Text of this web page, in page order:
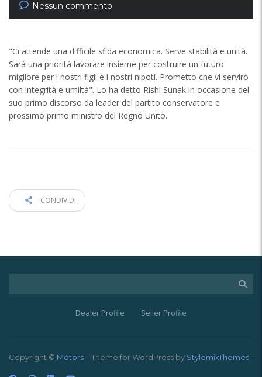
Nessun commento
"Ci attende una difficile sfida economica. Serve stabilità e unità.
Sarà una priorità lavorare insieme per costruire un futuro
migliore per i nostri figli e i nostri nipoti. Prometto che vi servirò
con integrità e umiltà". Lo ha detto Rishi Sunak in occasione del
suo primo discorso da leader del partito conservatore e
prossimo primo ministro del Regno Unito.
CONDIVIDI
Dealer Profile Seller Profile
Copyright © Motors– Theme for WordPress by StylemixThemes